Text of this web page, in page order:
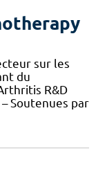
sur les
du
R&D
Soutenues par